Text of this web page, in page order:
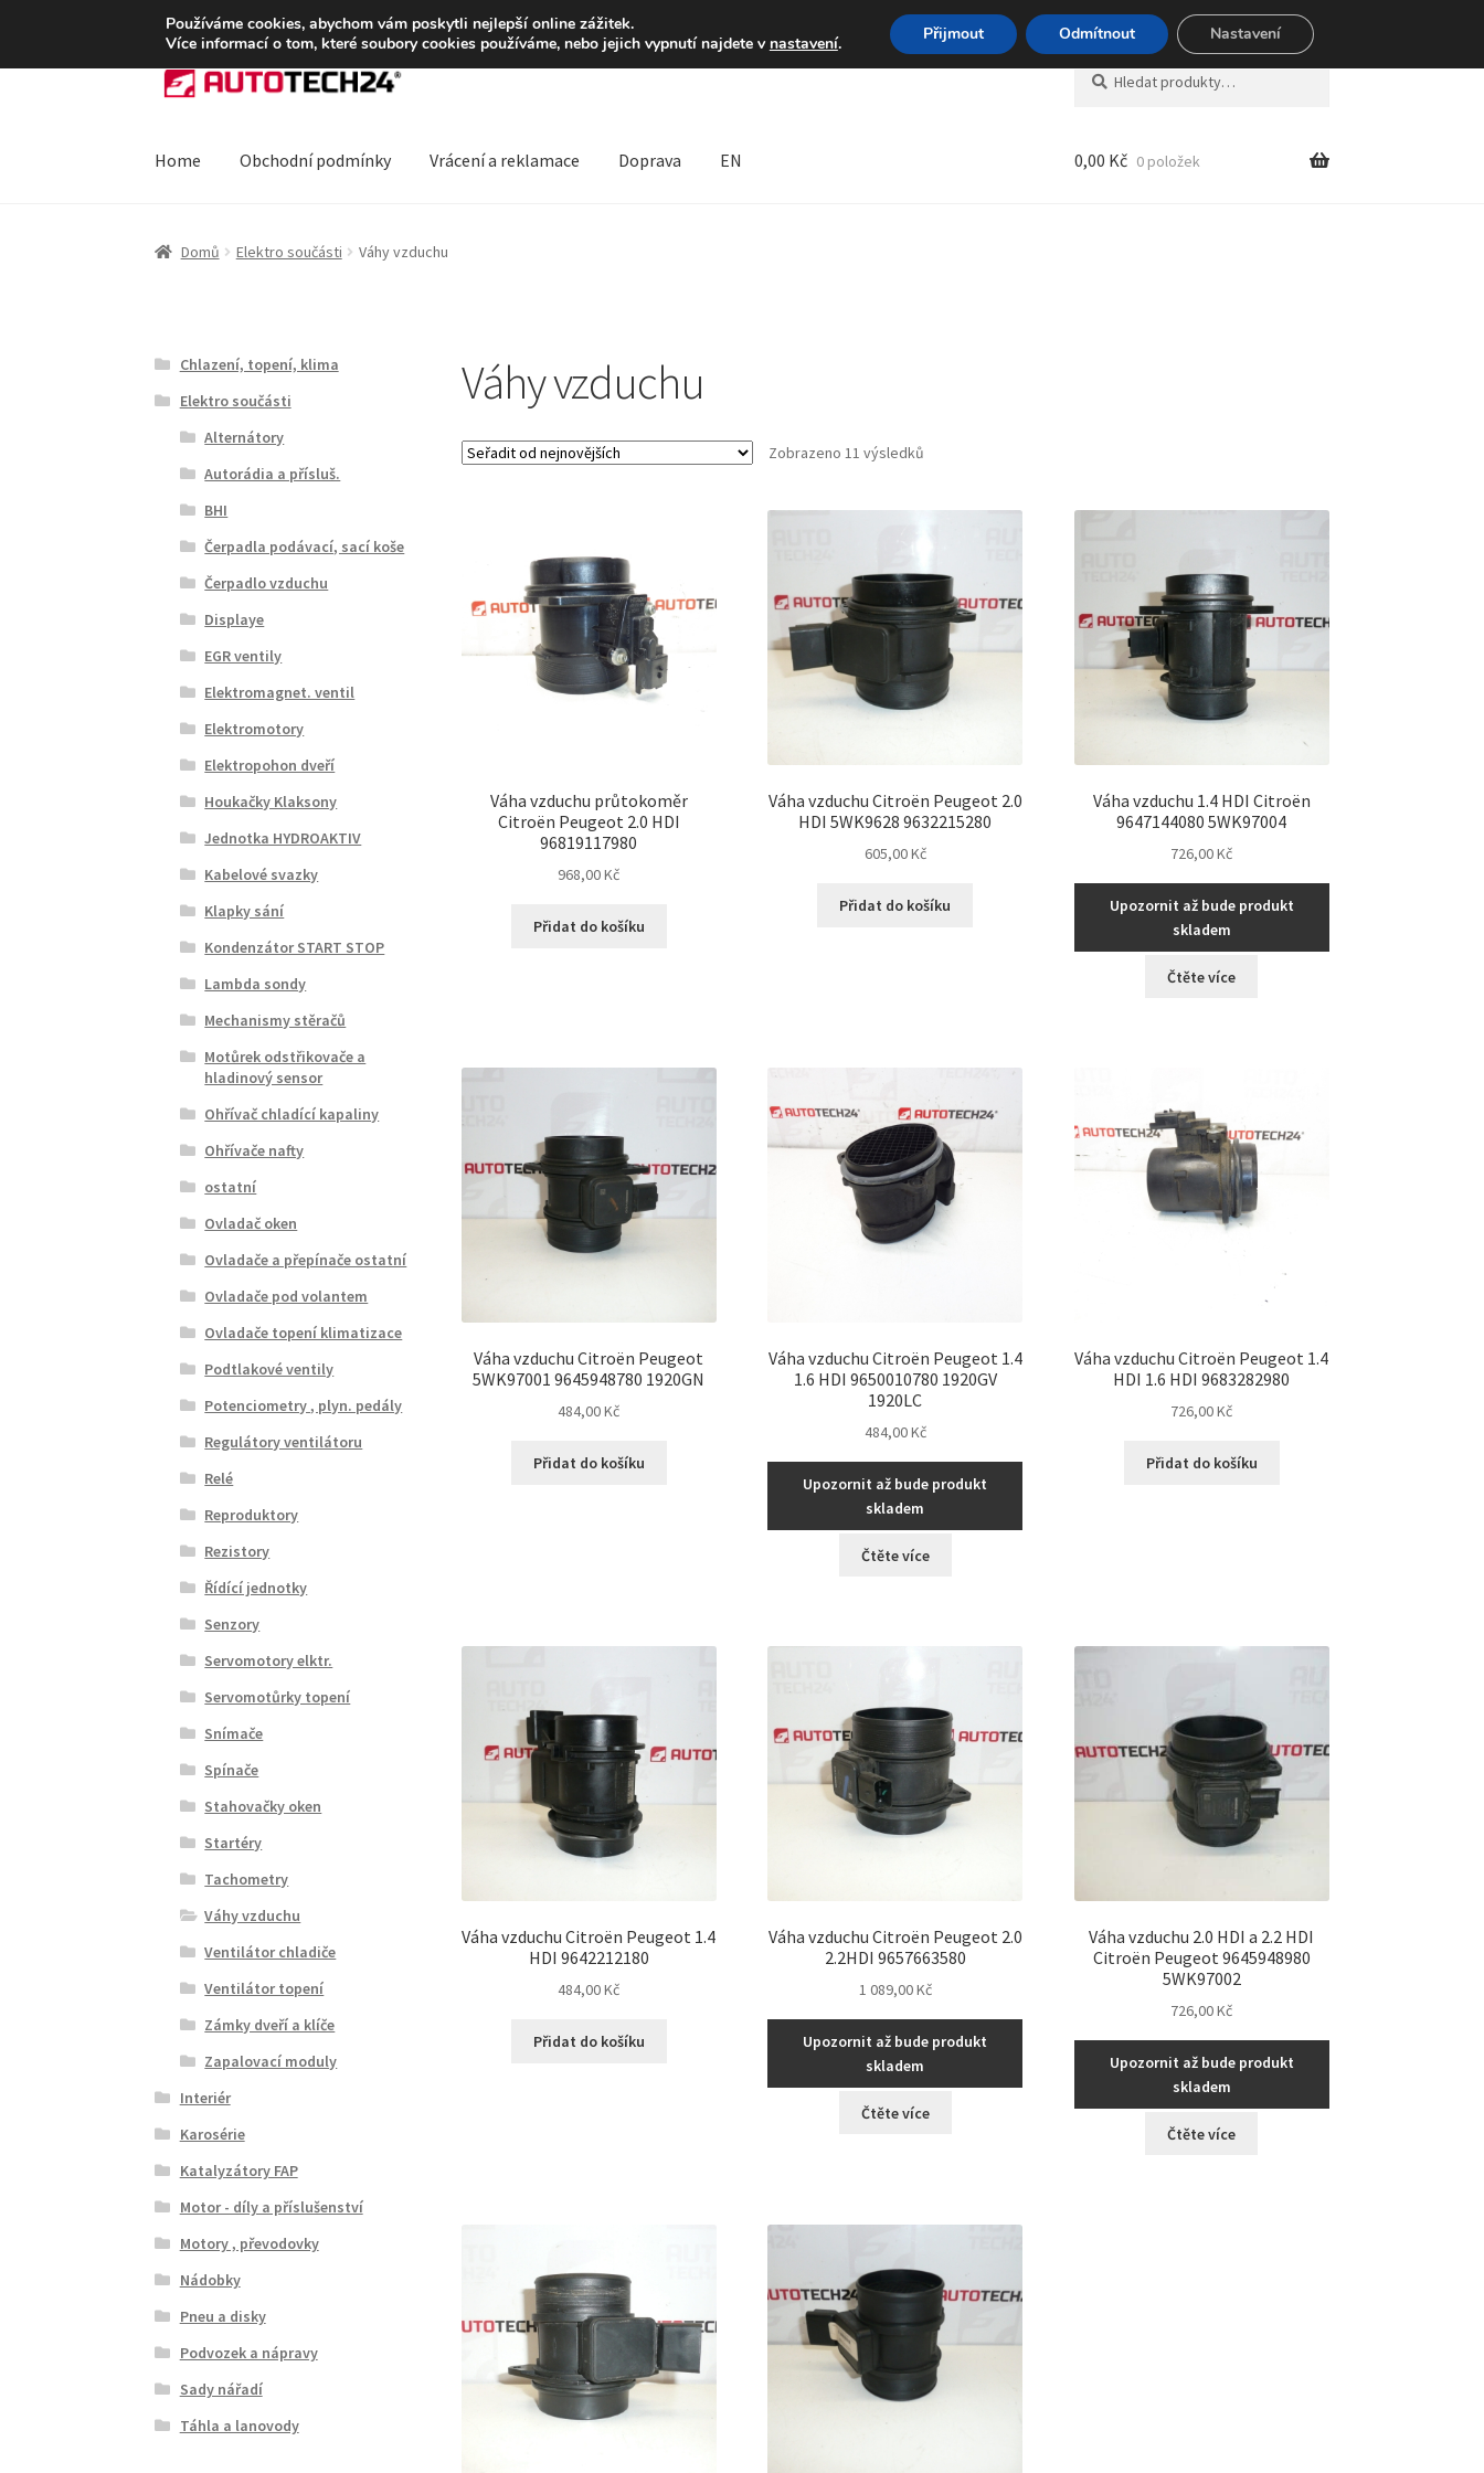
DOPRAVA od 139,-Kč Volejte po-pá 9-16 704 494 494
Přeskočit
na
Přejít
webu
Hledat:
Hledat
Home Obchodní podmínky Vrácení a reklamace Doprava EN 0,00 Kč 0 položek
Domů Elektro součásti Váhy vzduchu
Váhy vzduchu
Zobrazeno 11 výsledkůSeřazeno
Váha vzduchu průtokoměr
Citroën Peugeot 2.0 HDI
96819117980
968,00Kč
Přidat do košíku
Váha vzduchu Citroën Peugeot 2.0
HDI 5WK9628 9632215280
605,00Kč
Přidat do košíku
Váha vzduchu 1.4 HDI Citroën
9647144080 5WK97004
726,00Kč
Upozornit až bude produkt
skladem
Čtěte více
Váha vzduchu Citroën Peugeot
5WK97001 9645948780 1920GN
484,00Kč
Přidat do košíku
Váha vzduchu Citroën Peugeot 1.4
1.6 HDI 9650010780 1920GV
1920LC
484,00Kč
Upozornit až bude produkt
skladem
Čtěte více
Váha vzduchu Citroën Peugeot 1.4
HDI 1.6 HDI 9683282980
726,00Kč
Přidat do košíku
Váha vzduchu Citroën Peugeot 1.4
HDI 9642212180
484,00Kč
Přidat do košíku
Váha vzduchu Citroën Peugeot 2.0
2.2HDI 9657663580
1 089,00Kč
Upozornit až bude produkt
skladem
Čtěte více
Váha vzduchu 2.0 HDI a 2.2 HDI
Citroën Peugeot 9645948980
5WK97002
726,00Kč
Upozornit až bude produkt
skladem
Čtěte více
Chlazení, topení, klima
Elektro součásti
Alternátory
Autorádia a přísluš.
BHI
Čerpadla podávací, sací koše
Čerpadlo vzduchu
Displaye
EGR ventily
Elektromagnet. ventil
Elektromotory
Elektropohon dveří
Houkačky Klaksony
Jednotka HYDROAKTIV
Kabelové svazky
Klapky sání
Kondenzátor START STOP
Lambda sondy
Mechanismy stěračů
Motůrek odstřikovače a
hladinový sensor
Ohřívač chladící kapaliny
Ohřívače nafty
ostatní
Ovladač oken
Ovladače a přepínače ostatní
Ovladače pod volantem
Ovladače topení klimatizace
Podtlakové ventily
Potenciometry , plyn. pedály
Regulátory ventilátoru
Relé
Reproduktory
Rezistory
Řídící jednotky
Senzory
Servomotory elktr.
Servomotůrky topení
Snímače
Spínače
Stahovačky oken
Startéry
Tachometry
Váhy vzduchu
Ventilátor chladiče
Ventilátor topení
Zámky dveří a klíče
Zapalovací moduly
Interiér
Karosérie
Katalyzátory FAP
Motor - díly a příslušenství
Motory , převodovky
Nádobky
Pneu a disky
Podvozek a nápravy
Sady nářadí
Táhla a lanovody
Používáme cookies, abychom vám poskytli nejlepší online zážitek.
Více informací o tom, které soubory cookies používáme, nebo jejich vypnutí najdete v nastavení. Přijmout Odmítnout Nastavení